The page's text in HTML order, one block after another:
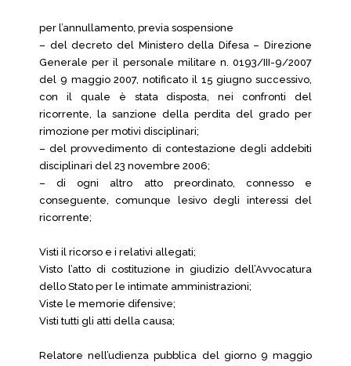
per l’annullamento, previa sospensione
– del decreto del Ministero della Difesa – Direzione
Generale per il personale militare n. 0193/III-9/2007
del 9 maggio 2007, notificato il 15 giugno successivo,
con il quale è stata disposta, nei confronti del
ricorrente, la sanzione della perdita del grado per
rimozione per motivi disciplinari;
– del provvedimento di contestazione degli addebiti
disciplinari del 23 novembre 2006;
– di ogni altro atto preordinato, connesso e
conseguente, comunque lesivo degli interessi del
ricorrente;
Visti il ricorso e i relativi allegati;
Visto l’atto di costituzione in giudizio dell’Avvocatura
dello Stato per le intimate amministrazioni;
Viste le memorie difensive;
Visti tutti gli atti della causa;
Relatore nell’udienza pubblica del giorno 9 maggio